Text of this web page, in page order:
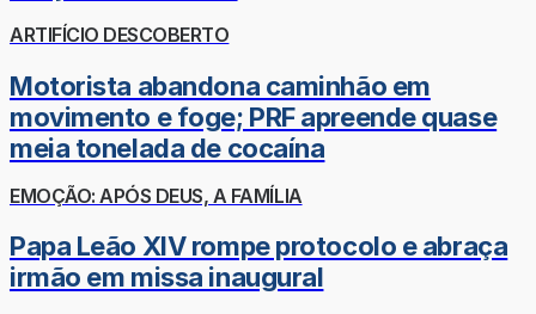
ARTIFÍCIO DESCOBERTO
Motorista abandona caminhão em
movimento e foge; PRF apreende quase
meia tonelada de cocaína
EMOÇÃO: APÓS DEUS, A FAMÍLIA
Papa Leão XIV rompe protocolo e abraça
irmão em missa inaugural